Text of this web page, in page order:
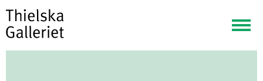
Visa
meny